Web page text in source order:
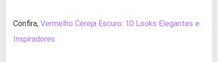
Confira, Vermelho Cereja Escuro: 10 Looks Elegantes e
Inspiradores